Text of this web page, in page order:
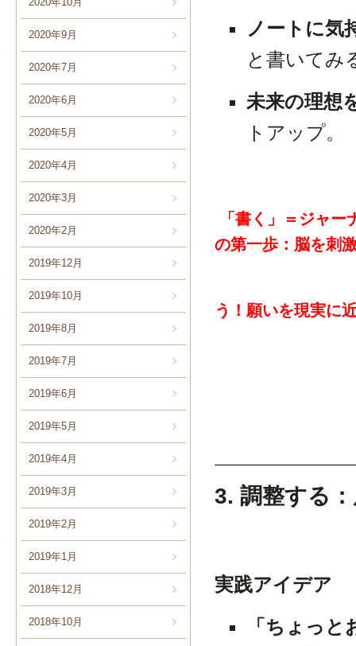
2020年9月
2020年7月
2020年6月
2020年5月
2020年4月
2020年3月
2020年2月
2019年12月
2019年10月
2019年8月
2019年7月
2019年6月
2019年5月
2019年4月
2019年3月
2019年2月
2019年1月
2018年12月
2018年10月
ノートに気
と書いてみ
未来の理想
トアップ。
「書く」＝ジャ
の第一歩：脳を刺
う！願いを現実に
3. 調整する
実践アイデア
「ちょっ